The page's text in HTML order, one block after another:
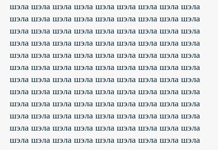
шэла шэла шэла шэла шэла шэла шэла шэла шэла
шэла шэла шэла шэла шэла шэла шэла шэла шэла
шэла шэла шэла шэла шэла шэла шэла шэла шэла
шэла шэла шэла шэла шэла шэла шэла шэла шэла
шэла шэла шэла шэла шэла шэла шэла шэла шэла
шэла шэла шэла шэла шэла шэла шэла шэла шэла
шэла шэла шэла шэла шэла шэла шэла шэла шэла
шэла шэла шэла шэла шэла шэла шэла шэла шэла
шэла шэла шэла шэла шэла шэла шэла шэла шэла
шэла шэла шэла шэла шэла шэла шэла шэла шэла
шэла шэла шэла шэла шэла шэла шэла шэла шэла
шэла шэла шэла шэла шэла шэла шэла шэла шэла